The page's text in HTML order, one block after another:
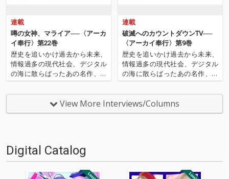
連載
噂の女神、マライア──〈アーカ
イ奉行〉第22巻
歴史を追いかけ過去から未来、
情報過多の現代社会、デジタル
の海に散らばったあの名作、こ
の名作たちをひとつにまとめる
仕事人…!〈アーカイ奉行〉が今
日もデジタルの乱世を治め
る…!'''〈アーカイ奉行〉と
連載
破滅へのカウントダウンTV──
〈アーカイ奉行〉第9巻
歴史を追いかけ過去から未来、
情報過多の現代社会、デジタル
の海に散らばったあの名作、こ
の名作たちをひとつにまとめる
仕事人…!〈アーカイ奉行〉が今
日もデジタルの乱世を治め
る…!'''〈アーカイ奉行〉と
View More Interviews/Columns
Digital Catalog